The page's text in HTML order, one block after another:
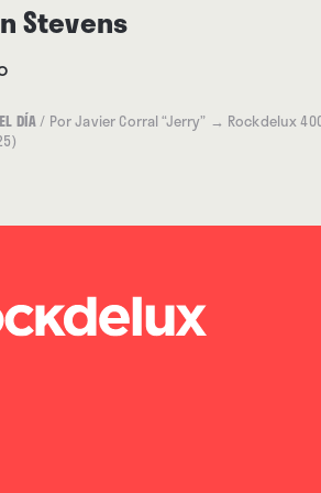
Stevens
DÍA/ Por Javier Corral “Jerry” → Rockdelux